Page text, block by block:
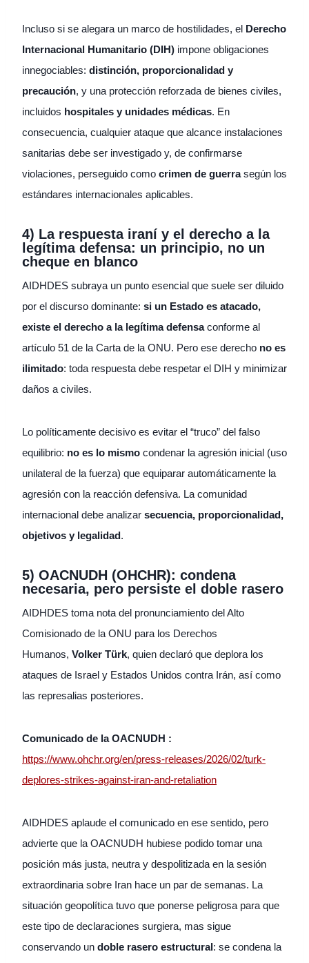
Incluso si se alegara un marco de hostilidades, el Derecho
Internacional Humanitario (DIH) impone obligaciones
innegociables: distinción, proporcionalidad y
precaución, y una protección reforzada de bienes civiles,
incluidos hospitales y unidades médicas. En
consecuencia, cualquier ataque que alcance instalaciones
sanitarias debe ser investigado y, de confirmarse
violaciones, perseguido como crimen de guerrasegún los
estándares internacionales aplicables.
4) La respuesta iraní y el derecho a la
legítima defensa: un principio, no un
cheque en blanco
AIDHDES subraya un punto esencial que suele ser diluido
por el discurso dominante: si un Estado es atacado,
existe el derecho a la legítima defensaconforme al
artículo 51 de la Carta de la ONU. Pero ese derecho no es
ilimitado: toda respuesta debe respetar el DIH y minimizar
daños a civiles.
Lo políticamente decisivo es evitar el “truco” del falso
equilibrio: no es lo mismo condenar la agresión inicial (uso
unilateral de la fuerza) que equiparar automáticamente la
agresión con la reacción defensiva. La comunidad
internacional debe analizar secuencia, proporcionalidad,
objetivos y legalidad.
5) OACNUDH (OHCHR): condena
necesaria, pero persiste el doble rasero
AIDHDES toma nota del pronunciamiento del Alto
Comisionado de la ONU para los Derechos
Humanos, Volker Türk, quien declaró que deplora los
ataques de Israel y Estados Unidos contra Irán, así como
las represalias posteriores.
Comunicado de la OACNUDH :
https://www.ohchr.org/en/press-releases/2026/02/turk-
deplores-strikes-against-iran-and-retaliation
AIDHDES aplaude el comunicado en ese sentido, pero
advierte que la OACNUDH hubiese podido tomar una
posición más justa, neutra y despolitizada en la sesión
extraordinaria sobre Iran hace un par de semanas. La
situación geopolítica tuvo que ponerse peligrosa para que
este tipo de declaraciones surgiera, mas sigue
conservando un doble rasero estructural: se condena la